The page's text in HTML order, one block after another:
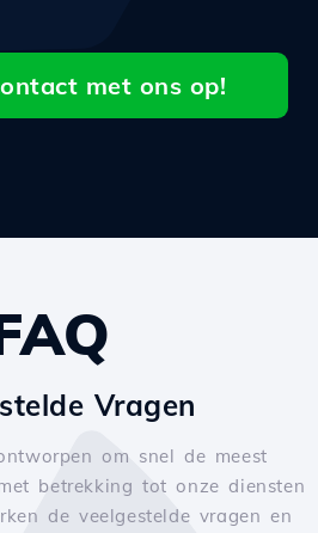
met ons op!
Vragen
om snel de meest
betrekking tot onze diensten
de veelgestelde vragen en